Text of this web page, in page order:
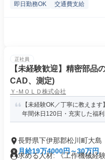
即日勤務OK 交通費支給
正社員
【未経験歓迎】精密部品
CAD、測定)
Ｙ‐ＭＯＬＤ株式会社
【未経験OK／丁寧に教えま
年間休日120日・充実した福
長野県下伊那郡松川町大島
月給19万4000円～30万円
求める人材: 《工作機械経